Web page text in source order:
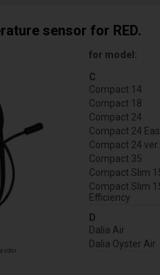
sensor for RED.
otro
for model:
C
Compact 14
Compact 18
Compact 24
Compact 24
Compact 24
Compact 35
Compact Slim
Compact Slim
Efficiency
D
Dalia Air
Dalia Oyster Air